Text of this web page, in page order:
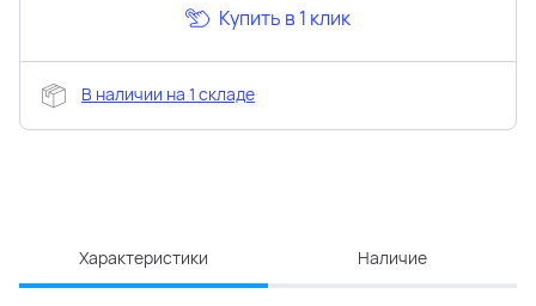
Купить в 1 клик
В наличии на 1 складе
Характеристики Наличие